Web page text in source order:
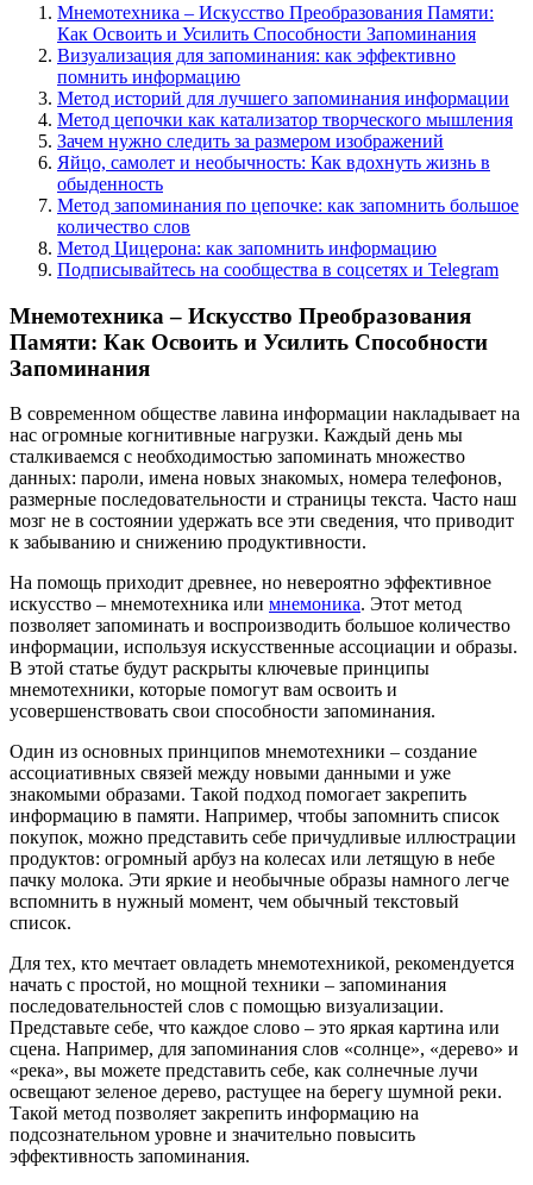
Мнемотехника – Искусство Преобразования Памяти:
Как Освоить и Усилить Способности Запоминания
Визуализация для запоминания: как эффективно
помнить информацию
Метод историй для лучшего запоминания информации
Метод цепочки как катализатор творческого мышления
Зачем нужно следить за размером изображений
Яйцо, самолет и необычность: Как вдохнуть жизнь в
обыденность
Метод запоминания по цепочке: как запомнить большое
количество слов
Метод Цицерона: как запомнить информацию
Подписывайтесь на сообщества в соцсетях и Telegram
Мнемотехника – Искусство Преобразования
Памяти: Как Освоить и Усилить Способности
Запоминания
В современном обществе лавина информации накладывает на
нас огромные когнитивные нагрузки. Каждый день мы
сталкиваемся с необходимостью запоминать множество
данных: пароли, имена новых знакомых, номера телефонов,
размерные последовательности и страницы текста. Часто наш
мозг не в состоянии удержать все эти сведения, что приводит
к забыванию и снижению продуктивности.
На помощь приходит древнее, но невероятно эффективное
искусство – мнемотехника или мнемоника. Этот метод
позволяет запоминать и воспроизводить большое количество
информации, используя искусственные ассоциации и образы.
В этой статье будут раскрыты ключевые принципы
мнемотехники, которые помогут вам освоить и
усовершенствовать свои способности запоминания.
Один из основных принципов мнемотехники – создание
ассоциативных связей между новыми данными и уже
знакомыми образами. Такой подход помогает закрепить
информацию в памяти. Например, чтобы запомнить список
покупок, можно представить себе причудливые иллюстрации
продуктов: огромный арбуз на колесах или летящую в небе
пачку молока. Эти яркие и необычные образы намного легче
вспомнить в нужный момент, чем обычный текстовый
список.
Для тех, кто мечтает овладеть мнемотехникой, рекомендуется
начать с простой, но мощной техники – запоминания
последовательностей слов с помощью визуализации.
Представьте себе, что каждое слово – это яркая картина или
сцена. Например, для запоминания слов «солнце», «дерево» и
«река», вы можете представить себе, как солнечные лучи
освещают зеленое дерево, растущее на берегу шумной реки.
Такой метод позволяет закрепить информацию на
подсознательном уровне и значительно повысить
эффективность запоминания.